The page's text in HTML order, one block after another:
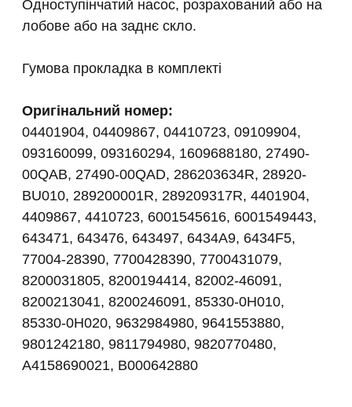
Одноступінчатий насос, розрахований або на
лобове або на заднє скло.
Гумова прокладка в комплекті
Оригінальний номер:
04401904, 04409867, 04410723, 09109904,
093160099, 093160294, 1609688180, 27490-
00QAB, 27490-00QAD, 286203634R, 28920-
BU010, 289200001R, 289209317R, 4401904,
4409867, 4410723, 6001545616, 6001549443,
643471, 643476, 643497, 6434A9, 6434F5,
77004-28390, 7700428390, 7700431079,
8200031805, 8200194414, 82002-46091,
8200213041, 8200246091, 85330-0H010,
85330-0H020, 9632984980, 9641553880,
9801242180, 9811794980, 9820770480,
A4158690021, B000642880